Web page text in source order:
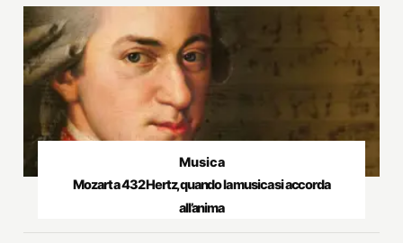
Musica
Mozart a 432 Hertz, quando la musica si accorda
all’anima